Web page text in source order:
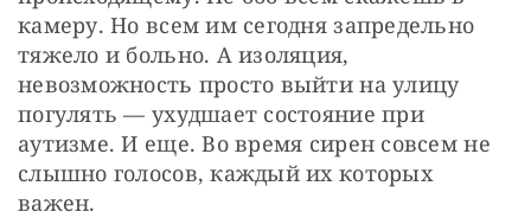
камеру. Но всем им сегодня запредельно
тяжело и больно. А изоляция,
невозможность просто выйти на улицу
погулять — ухудшает состояние при
аутизме. И еще. Во время сирен совсем не
слышно голосов, каждый их которых
важен.